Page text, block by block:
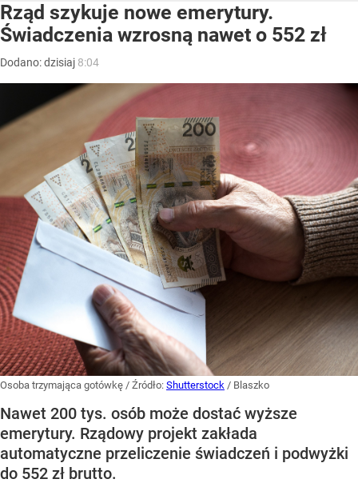
Rząd szykuje nowe emerytury.
Świadczenia wzrosną nawet o 552 zł
Dodano:dzisiaj 8:04
Osoba trzymająca gotówkę / Źródło: Shutterstock / Blaszko
Nawet 200 tys. osób może dostać wyższe
emerytury. Rządowy projekt zakłada
automatyczne przeliczenie świadczeń i podwyżki
do 552 zł brutto.